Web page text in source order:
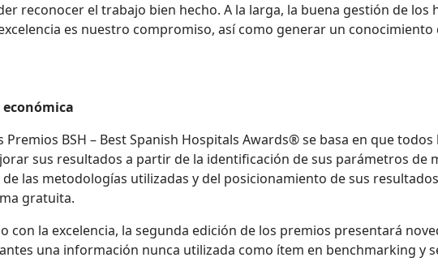
reconocer el trabajo bien hecho. A la larga, la buena gestión de los
es nuestro compromiso, así como generar un
Premios BSH – Best Spanish Hospitals Awards® se basa en que
sus resultados a partir de la identificación de sus parámetros de
las metodologías utilizadas y del posicionamiento de sus
gratuita.
con la excelencia, la segunda edición de los premios presentará
una información nunca utilizada como ítem en benchmarking y